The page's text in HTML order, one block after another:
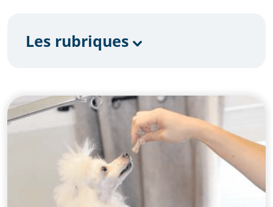
Les rubriques
Chat
Comportement